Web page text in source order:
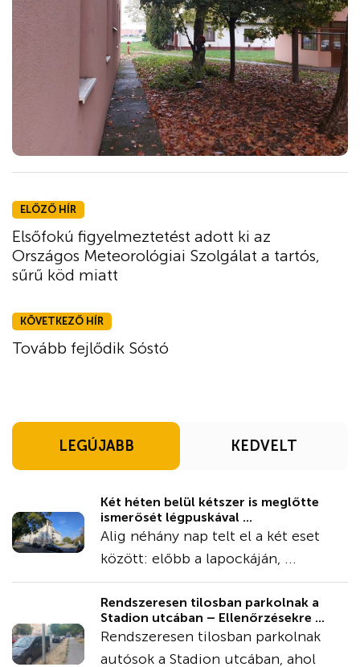
ELŐZŐ HÍR
Elsőfokú figyelmeztetést adott ki az
Országos Meteorológiai Szolgálat a tartós,
sűrű köd miatt
KÖVETKEZŐ HÍR
Tovább fejlődik Sóstó
LEGÚJABB KEDVELT
Két héten belül kétszer is meglőtte
ismerősét légpuskával ...
Alig néhány nap telt el a két eset
között: előbb a lapockáján, ...
Rendszeresen tilosban parkolnak a
Stadion utcában – Ellenőrzésekre ...
Rendszeresen tilosban parkolnak
autósok a Stadion utcában, ahol